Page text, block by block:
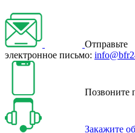
Отправьте
электронное письмо:
Позвоните
Закажите